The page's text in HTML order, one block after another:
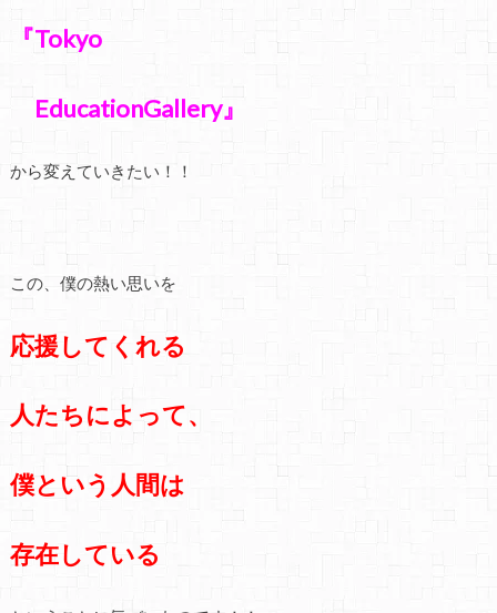
『Tokyo
EducationGallery』
から変えていきたい！！
この、僕の熱い思いを
応援してくれる
人たちによって、
僕という人間は
存在している